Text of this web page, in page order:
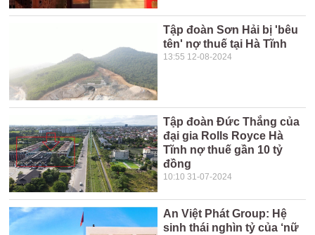
Tập đoàn Sơn Hải bị 'bêu
tên' nợ thuế tại Hà Tĩnh
13:55 12-08-2024
Tập đoàn Đức Thắng của
đại gia Rolls Royce Hà
Tĩnh nợ thuế gần 10 tỷ
đồng
10:10 31-07-2024
An Việt Phát Group: Hệ
sinh thái nghìn tỷ của ‘nữ